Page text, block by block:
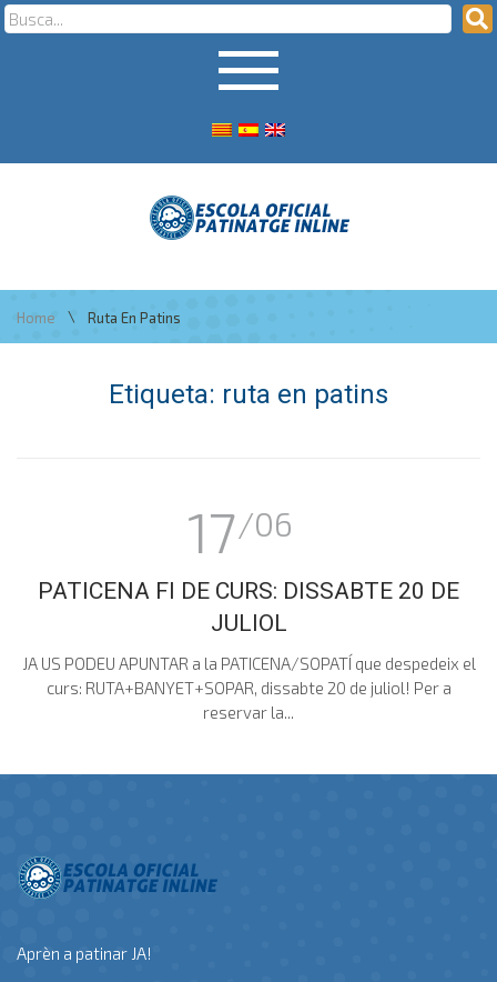
Home \ Ruta En Patins
Etiqueta: ruta en patins
17/06
PATICENA FI DE CURS: DISSABTE 20 DE
JULIOL
JA US PODEU APUNTAR a la PATICENA/SOPATÍ que despedeix el
curs: RUTA+BANYET+SOPAR, dissabte 20 de juliol! Per a
reservar la...
Aprèn a patinar JA!